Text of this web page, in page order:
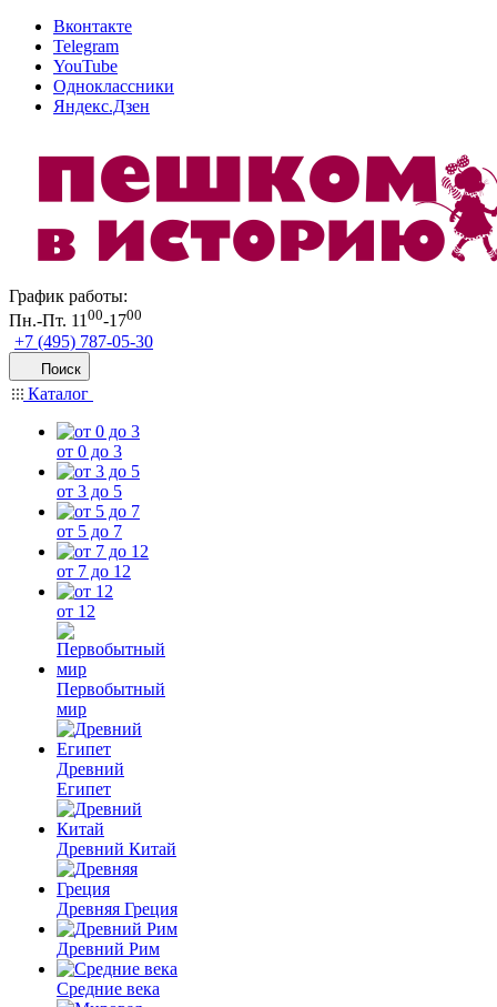
Вконтакте
Telegram
YouTube
Одноклассники
Яндекс.Дзен
График работы:
Пн.-Пт. 1100-1700
+7 (495) 787-05-30
Поиск
Каталог
от 0 до 3
от 3 до 5
от 5 до 7
от 7 до 12
от 12
Первобытный
мир
Древний
Египет
Древний Китай
Древняя Греция
Древний Рим
Средние века